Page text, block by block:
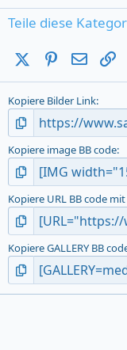
Teile diese
X (Twitter)Pinterest
E-Mail
Kopiere Bilder Link
Kopiere image BB code
Kopiere URL BB code
Kopiere GALLERY BB